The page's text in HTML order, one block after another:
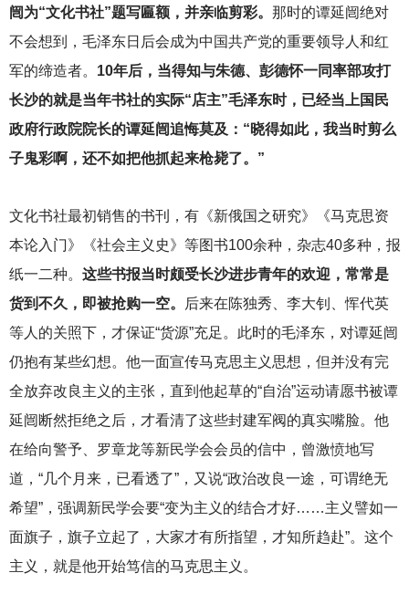
闿为“文化书社”题写匾额，并亲临剪彩。 那时的谭延闿绝对
不会想到，毛泽东日后会成为中国共产党的重要领导人和红
军的缔造者。 10年后，当得知与朱德、彭德怀一同率部攻打
长沙的就是当年书社的实际“店主”毛泽东时，已经当上国民
政府行政院院长的谭延闿追悔莫及：“晓得如此，我当时剪么
子鬼彩啊，还不如把他抓起来枪毙了。”
文化书社最初销售的书刊，有《新俄国之研究》《马克思资
本论入门》《社会主义史》等图书100余种，杂志40多种，报
纸一二种。 这些书报当时颇受长沙进步青年的欢迎，常常是
货到不久，即被抢购一空。
后来在陈独秀、李大钊、恽代英
等人的关照下，才保证“货源”充足。此时的毛泽东，对谭延闿
仍抱有某些幻想。他一面宣传马克思主义思想，但并没有完
全放弃改良主义的主张，直到他起草的“自治”运动请愿书被谭
延闿断然拒绝之后，才看清了这些封建军阀的真实嘴脸。他
在给向警予、罗章龙等新民学会会员的信中，曾激愤地写
道，“几个月来，已看透了”，又说“政治改良一途，可谓绝无
希望”，强调新民学会要“变为主义的结合才好……主义譬如一
面旗子，旗子立起了，大家才有所指望，才知所趋赴”。这个
主义，就是他开始笃信的马克思主义。